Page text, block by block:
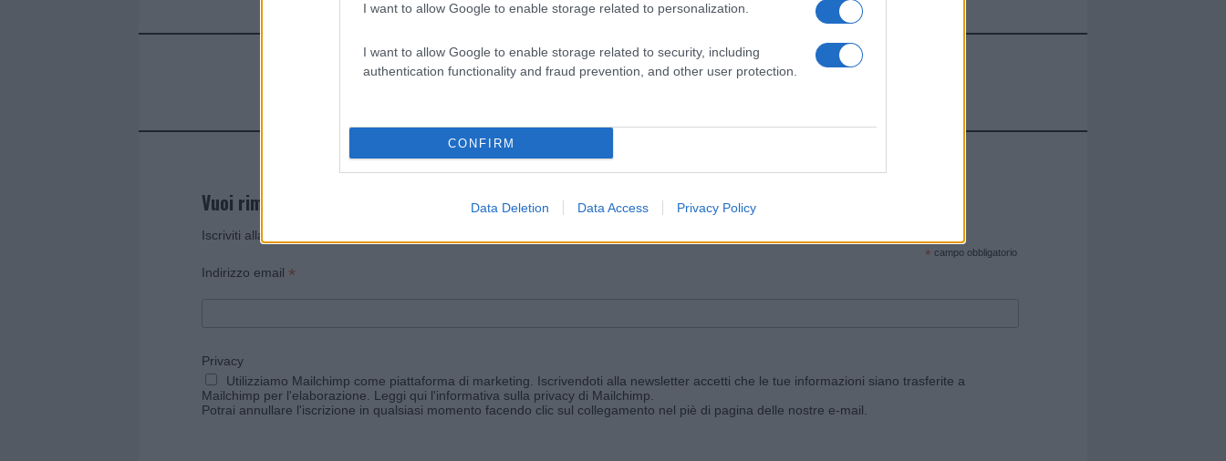
I want to allow Google to enable storage related to personalization.
I want to allow Google to enable storage related to security, including
authentication functionality and fraud prevention, and other user protection.
CONFIRM
Data Deletion Data Access Privacy Policy
Invia un Comunicato Stampa|Pubblicità|Segnala
Vuoi rimanere sempre aggiornato?
Iscriviti alla newsletter di Gallura Oggi e ricevi le nostre email periodiche contenenti le ultime notizie pubblicate sul sito web!
* campo obbligatorio
Indirizzo email *
Privacy
Utilizziamo Mailchimp come piattaforma di marketing. Iscrivendoti alla newsletter accetti che le tue informazioni siano trasferite a
Mailchimp per l'elaborazione. Leggi qui l'informativa sulla privacy di Mailchimp
Potrai annullare l'iscrizione in qualsiasi momento facendo clic sul collegamento nel piè di pagina delle nostre e-mail.